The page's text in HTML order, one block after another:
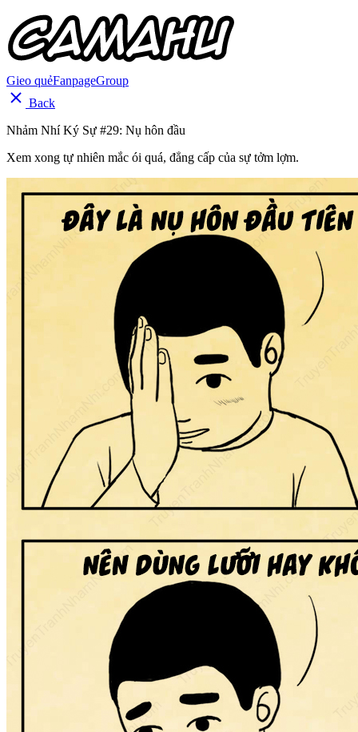
Gieo quẻFanpageGroup
Back
Nhảm Nhí Ký Sự #29: Nụ hôn đầu
Xem xong tự nhiên mắc ói quá, đẳng cấp của sự tởm lợm.